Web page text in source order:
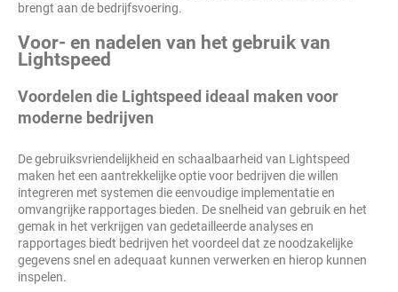
brengt aan de bedrijfsvoering.
Voor- en nadelen van het gebruik van
Lightspeed
Voordelen die Lightspeed ideaal maken voor
moderne bedrijven
De gebruiksvriendelijkheid en schaalbaarheid van Lightspeed
maken het een aantrekkelijke optie voor bedrijven die willen
integreren met systemen die eenvoudige implementatie en
omvangrijke rapportages bieden. De snelheid van gebruik en het
gemak in het verkrijgen van gedetailleerde analyses en
rapportages biedt bedrijven het voordeel dat ze noodzakelijke
gegevens snel en adequaat kunnen verwerken en hierop kunnen
inspelen.